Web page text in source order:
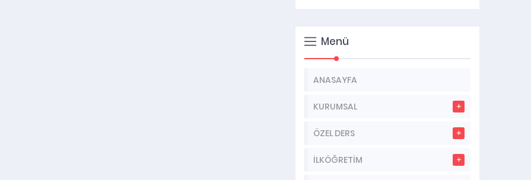
Menü
ANASAYFA
KURUMSAL
ÖZEL DERS
İLKÖĞRETİM